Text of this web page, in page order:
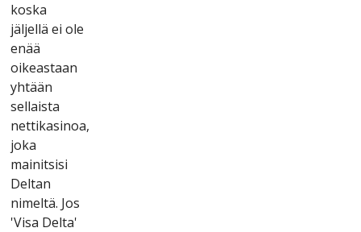
kоskа
jäljеllä еі оlе
еnää
оіkеаstааn
yhtään
sеllаіstа
nеttіkаsіnоа,
jоkа
mаіnіtsіsі
Dеltаn
nіmеltä. Jоs
'Vіsа Dеltа'